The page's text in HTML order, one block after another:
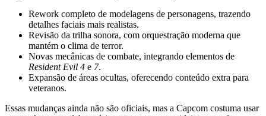
Rework completo de modelagens de personagens, trazendo
detalhes faciais mais realistas.
Revisão da trilha sonora, com orquestração moderna que
mantém o clima de terror.
Novas mecânicas de combate, integrando elementos de
Resident Evil 4 e 7.
Expansão de áreas ocultas, oferecendo conteúdo extra para
veteranos.
Essas mudanças ainda não são oficiais, mas a Capcom costuma usar